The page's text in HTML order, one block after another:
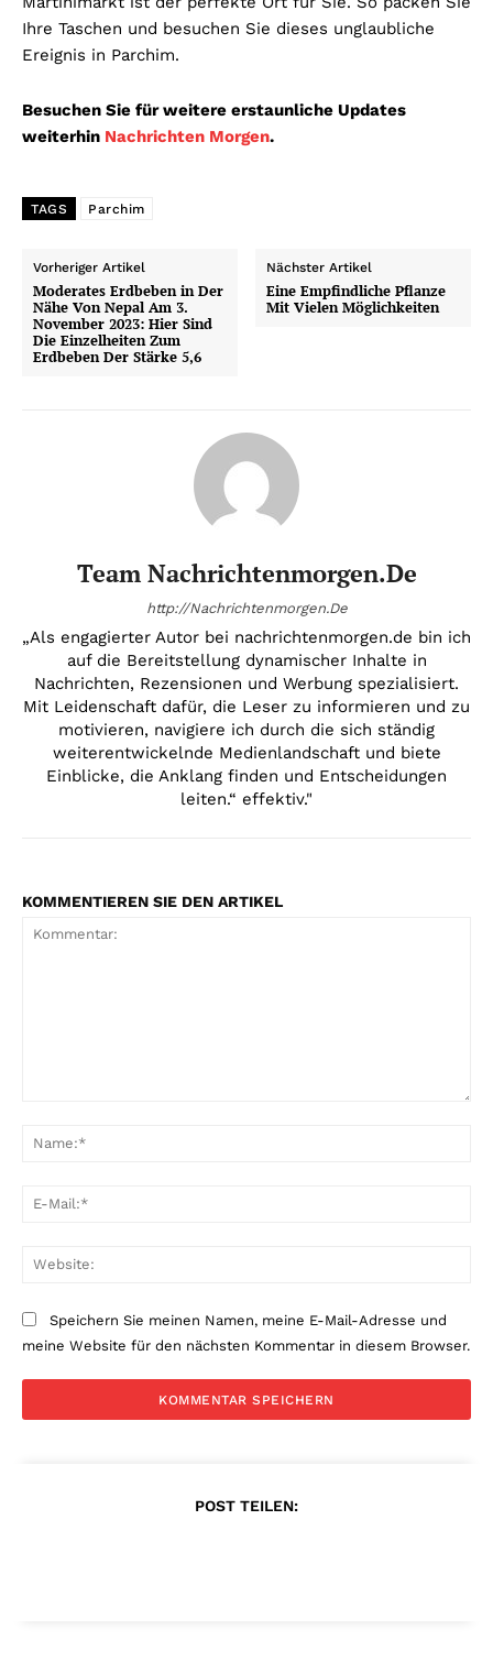
Ihre Taschen und besuchen Sie dieses unglaubliche
Ereignis in Parchim.
Besuchen Sie für weitere erstaunliche Updates
weiterhin Nachrichten Morgen.
TAGS Parchim
Vorheriger Artikel
Moderates Erdbeben in Der
Nähe Von Nepal Am 3.
November 2023: Hier Sind
Die Einzelheiten Zum
Erdbeben Der Stärke 5,6
Nächster Artikel
Eine Empfindliche Pflanze
Mit Vielen Möglichkeiten
Team Nachrichtenmorgen.de
http://Nachrichtenmorgen.De
„Als engagierter Autor bei nachrichtenmorgen.de bin ich
auf die Bereitstellung dynamischer Inhalte in
Nachrichten, Rezensionen und Werbung spezialisiert.
Mit Leidenschaft dafür, die Leser zu informieren und zu
motivieren, navigiere ich durch die sich ständig
weiterentwickelnde Medienlandschaft und biete
Einblicke, die Anklang finden und Entscheidungen
leiten.“ effektiv."
KOMMENTIEREN SIE DEN ARTIKEL
Speichern Sie meinen Namen, meine E-Mail-Adresse und
meine Website für den nächsten Kommentar in diesem Browser.
POST TEILEN: